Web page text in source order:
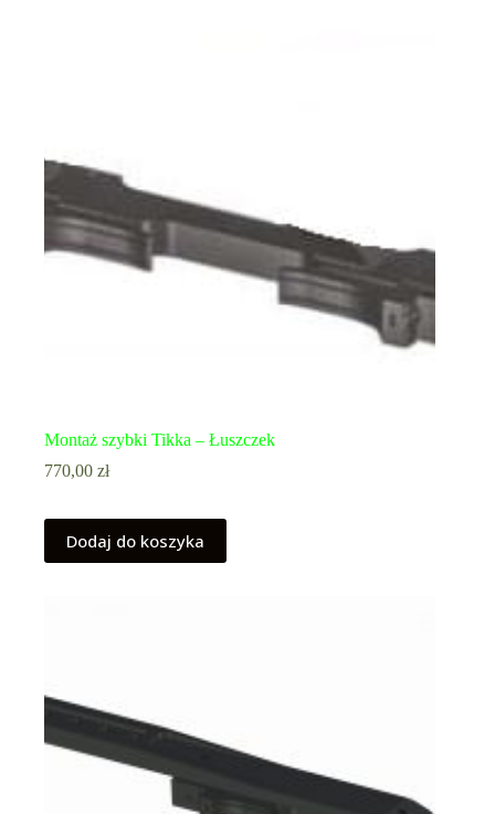
Montaż szybki Tikka – Łuszczek
770,00 zł
Dodaj do koszyka